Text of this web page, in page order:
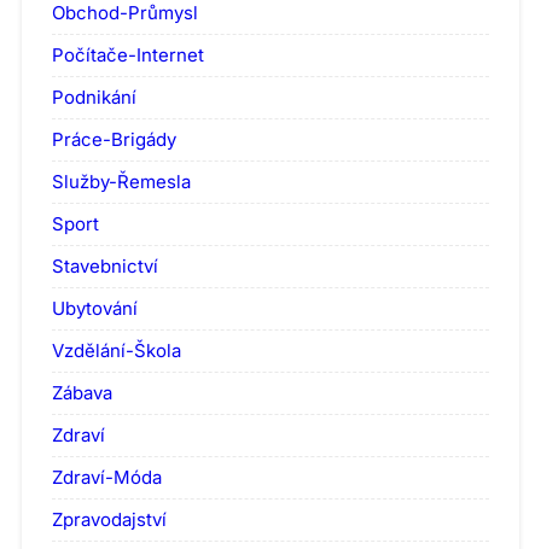
Obchod-Průmysl
Počítače-Internet
Podnikání
Práce-Brigády
Služby-Řemesla
Sport
Stavebnictví
Ubytování
Vzdělání-Škola
Zábava
Zdraví
Zdraví-Móda
Zpravodajství